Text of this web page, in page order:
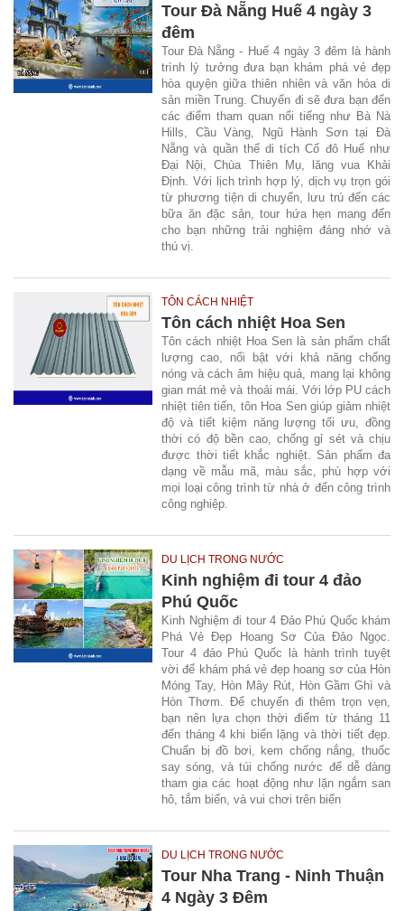
Tour Đà Nẵng Huế 4 ngày 3
đêm
Tour Đà Nẵng - Huế 4 ngày 3 đêm là hành
trình lý tưởng đưa bạn khám phá vẻ đẹp
hòa quyện giữa thiên nhiên và văn hóa di
sản miền Trung. Chuyến đi sẽ đưa bạn đến
các điểm tham quan nổi tiếng như Bà Nà
Hills, Cầu Vàng, Ngũ Hành Sơn tại Đà
Nẵng và quần thể di tích Cố đô Huế như
Đại Nội, Chùa Thiên Mụ, lăng vua Khải
Định. Với lịch trình hợp lý, dịch vụ trọn gói
từ phương tiện di chuyển, lưu trú đến các
bữa ăn đặc sản, tour hứa hẹn mang đến
cho bạn những trải nghiệm đáng nhớ và
thú vị.
TÔN CÁCH NHIỆT
Tôn cách nhiệt Hoa Sen
Tôn cách nhiệt Hoa Sen là sản phẩm chất
lượng cao, nổi bật với khả năng chống
nóng và cách âm hiệu quả, mang lại không
gian mát mẻ và thoải mái. Với lớp PU cách
nhiệt tiên tiến, tôn Hoa Sen giúp giảm nhiệt
độ và tiết kiệm năng lượng tối ưu, đồng
thời có độ bền cao, chống gỉ sét và chịu
được thời tiết khắc nghiệt. Sản phẩm đa
dạng về mẫu mã, màu sắc, phù hợp với
mọi loại công trình từ nhà ở đến công trình
công nghiệp.
DU LỊCH TRONG NƯỚC
Kinh nghiệm đi tour 4 đảo
Phú Quốc
Kinh Nghiệm đi tour 4 Đảo Phú Quốc khám
Phá Vẻ Đẹp Hoang Sơ Của Đảo Ngọc.
Tour 4 đảo Phú Quốc là hành trình tuyệt
vời để khám phá vẻ đẹp hoang sơ của Hòn
Móng Tay, Hòn Mây Rút, Hòn Gầm Ghì và
Hòn Thơm. Để chuyến đi thêm trọn vẹn,
bạn nên lựa chọn thời điểm từ tháng 11
đến tháng 4 khi biển lặng và thời tiết đẹp.
Chuẩn bị đồ bơi, kem chống nắng, thuốc
say sóng, và túi chống nước để dễ dàng
tham gia các hoạt động như lặn ngắm san
hô, tắm biển, và vui chơi trên biển
DU LỊCH TRONG NƯỚC
Tour Nha Trang - Ninh Thuận
4 Ngày 3 Đêm